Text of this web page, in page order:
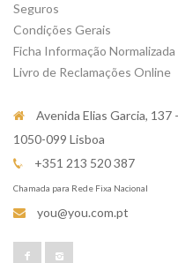
Seguros
Condições Gerais
Ficha Informação Normalizada
Livro de Reclamações Online
Avenida Elias Garcia, 137
1050-099 Lisboa
+351 213 520 387
Chamada para Rede Fixa Nacional
you@you.com.pt